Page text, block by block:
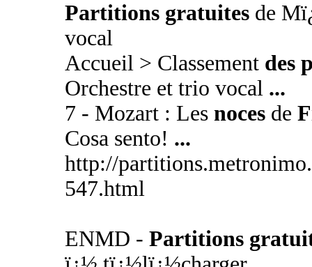
Partitions gratuites de
vocal
Accueil > Classement des
Orchestre et trio vocal ...
7 - Mozart : Les noces de
Cosa sento! ...
http://
547.html
ENMD - Partitions